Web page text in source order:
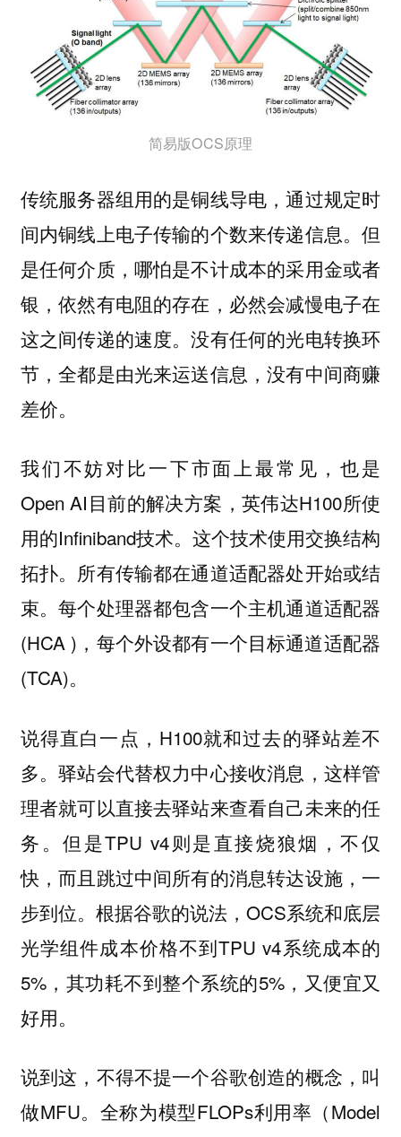
简易版OCS原理
传统服务器组用的是铜线导电，通过规定时
间内铜线上电子传输的个数来传递信息。但
是任何介质，哪怕是不计成本的采用金或者
银，依然有电阻的存在，必然会减慢电子在
这之间传递的速度。没有任何的光电转换环
节，全都是由光来运送信息，没有中间商赚
差价。
我们不妨对比一下市面上最常见，也是
Open AI目前的解决方案，英伟达H100所使
用的Infiniband技术。这个技术使用交换结构
拓扑。所有传输都在通道适配器处开始或结
束。每个处理器都包含一个主机通道适配器
(HCA )，每个外设都有一个目标通道适配器
(TCA)。
说得直白一点，H100就和过去的驿站差不
多。驿站会代替权力中心接收消息，这样管
理者就可以直接去驿站来查看自己未来的任
务。但是TPU v4则是直接烧狼烟，不仅
快，而且跳过中间所有的消息转达设施，一
步到位。根据谷歌的说法，OCS系统和底层
光学组件成本价格不到TPU v4系统成本的
5%，其功耗不到整个系统的5%，又便宜又
好用。
说到这，不得不提一个谷歌创造的概念，叫
做MFU。全称为模型FLOPs利用率（Model